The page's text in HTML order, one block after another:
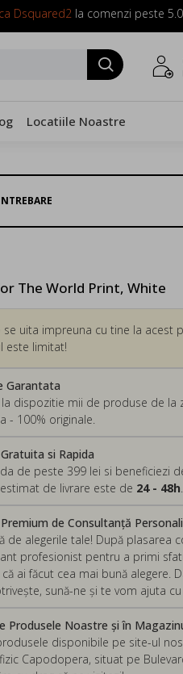
Dsquared2la comenzi peste
Locatiile Noastre
The World Print, White
Garantata
la dispozitie mii de produse de la
- 100% originale.
se uita impreuna cu tine la acest
este limitat!
de Consultanță
de alegerile tale! După plasarea
profesionist pentru a primi
că ai făcut cea mai bună alegere.
sună-ne și te vom ajuta
si Rapida
de peste 399 lei si beneficiezi
de livrare este de 24 - 48h.
Produsele Noastre și în
disponibile pe site-ul
Capodopera, situat pe